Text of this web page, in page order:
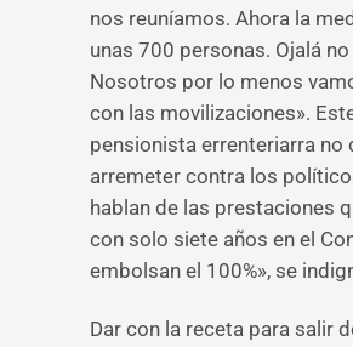
nos reuníamos. Ahora la
unas 700 personas. Ojalá no
Nosotros por lo menos
con las movilizaciones».
pensionista errenteriarra no
arremeter contra los
hablan de las prestaciones
con solo siete años en el
embolsan el 100%», se
Dar con la receta para salir